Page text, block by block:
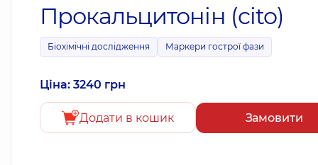
Прокальцитонін (cito)
Біохімічні дослідження Маркери гострої фази
Ціна: 3240 грн
Додати в кошик Замовити